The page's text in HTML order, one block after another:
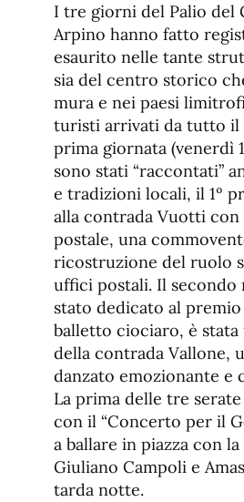
I tre giorni del Palio del
Arpino hanno fatto
esaurito nelle tante
sia del centro storico
mura e nei paesi
turisti arrivati da tutto il
prima giornata (venerdì
sono stati “raccontati”
e tradizioni locali, il 1º
alla contrada Vuotti con
postale, una
ricostruzione del ruolo
uffici postali. Il secondo
stato dedicato al
balletto ciociaro, è stata
della contrada Vallone,
danzato emozionante e
La prima delle tre
con il “Concerto per il
a ballare in piazza con
Giuliano Campoli e
tarda notte.